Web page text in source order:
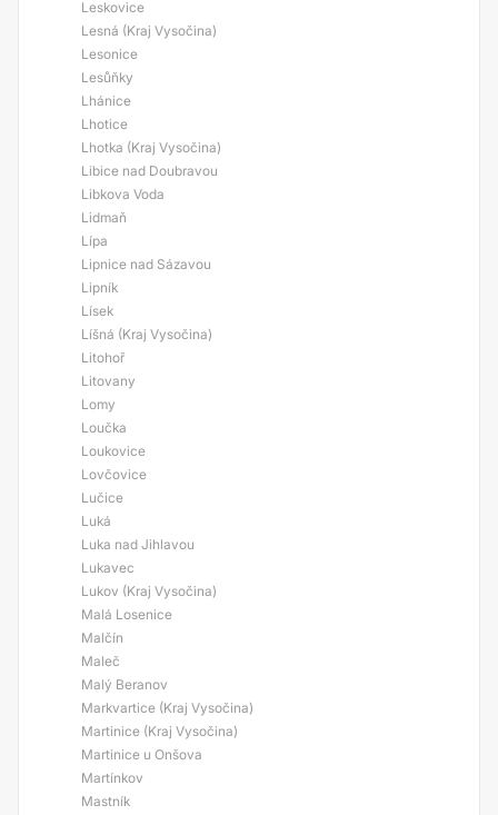
Leskovice
Lesná (Kraj Vysočina)
Lesonice
Lesůňky
Lhánice
Lhotice
Lhotka (Kraj Vysočina)
Libice nad Doubravou
Libkova Voda
Lidmaň
Lípa
Lipnice nad Sázavou
Lipník
Lísek
Líšná (Kraj Vysočina)
Litohoř
Litovany
Lomy
Loučka
Loukovice
Lovčovice
Lučice
Luká
Luka nad Jihlavou
Lukavec
Lukov (Kraj Vysočina)
Malá Losenice
Malčín
Maleč
Malý Beranov
Markvartice (Kraj Vysočina)
Martinice (Kraj Vysočina)
Martinice u Onšova
Martínkov
Mastník